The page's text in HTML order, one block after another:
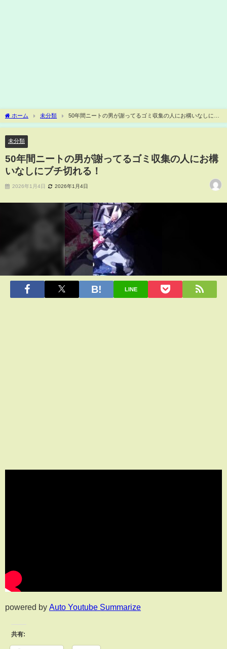
ホーム 未分類
50年間ニートの男が謝ってるゴミ収集の人にお構いなしにブ
チ切れる！
未分類
50年間ニートの男が謝ってるゴミ収集の人にお構
いなしにブチ切れる！
2026年1月4日 2026年1月4日
LINE
powered by Auto Youtube Summarize
共有: